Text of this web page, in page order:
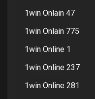
1win Onlain 47
1win Onlain 775
1win Online 1
1win Online 237
1win Online 281